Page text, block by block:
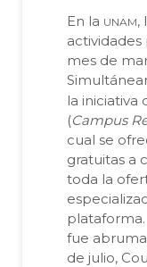
En la unam,
mes de
la iniciativa
(Campus
cual se
gratuitas a
toda la
fue
de julio,